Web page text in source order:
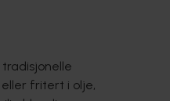
fritert i olje,